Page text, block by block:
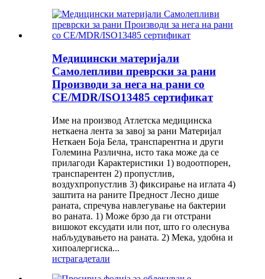
Медицински материјали
Самолепливи преврски за рани
Производи за нега на рани со
CE/MDR/ISO13485 сертификат
Име на производ Атлетска медицинска
неткаена лента за завој за рани Материјал
Неткаен Боја Бела, транспарентна и други
Големина Различна, исто така може да се
прилагоди Карактеристики 1) водоотпорен,
транспарентен 2) пропустлив,
воздухпропустлив 3) фиксирање на иглата 4)
заштита на раните Предност Лесно дише
раната, спречува навлегување на бактерии
во раната. 1) Може брзо да ги отстрани
вишокот ексудати или пот, што го олеснува
набљудувањето на раната. 2) Мека, удобна и
хипоалергиска...
истрагадетали